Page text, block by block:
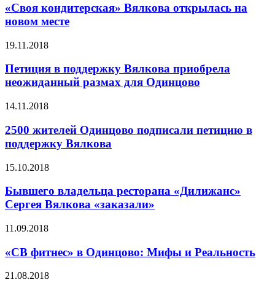
«Своя кондитерская» Вялкова открылась на
новом месте
19.11.2018
Петиция в поддержку Вялкова приобрела
неожиданный размах для Одинцово
14.11.2018
2500 жителей Одинцово подписали петицию в
поддержку Вялкова
15.10.2018
Бывшего владельца ресторана «Дилижанс»
Сергея Вялкова «заказали»
11.09.2018
«СВ фитнес» в Одинцово: Мифы и Реальность
21.08.2018